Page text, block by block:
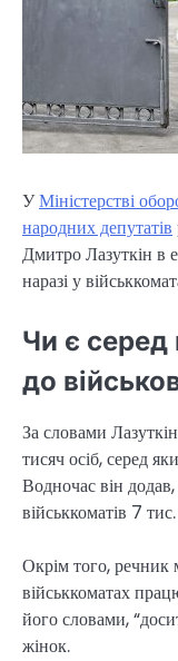
УМіністерстві
народних депутатів
Дмитро Лазуткін в
наразі у
Чи є серед
до
За словами
тисяч осіб, серед
Водночас він
військкоматів 7
Окрім того, речник
військкоматах
його словами,
жінок.